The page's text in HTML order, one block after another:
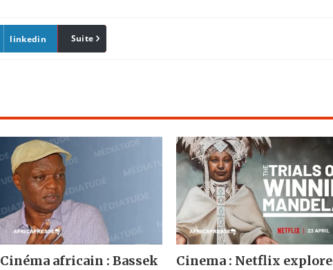
linkedin Pinterest
Suite
Cinéma africain : Bassek
Cinema : Netflix explore